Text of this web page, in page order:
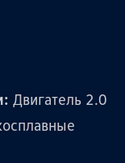
Двигатель 2.0